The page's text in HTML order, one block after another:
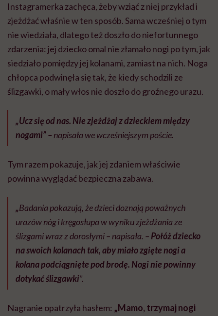
Instagramerka zachęca, żeby wziąć z niej przykład i
zjeżdżać właśnie w ten sposób. Sama wcześniej o tym
nie wiedziała, dlatego też doszło do niefortunnego
zdarzenia: jej dziecko omal nie złamało nogi po tym, jak
siedziało pomiędzy jej kolanami, zamiast na nich. Noga
chłopca podwinęła się tak, że kiedy schodzili ze
ślizgawki, o mały włos nie doszło do groźnego urazu.
„Ucz się od nas. Nie zjeżdżaj z dzieckiem między
nogami” – napisała we wcześniejszym poście.
Tym razem pokazuje, jak jej zdaniem właściwie
powinna wyglądać bezpieczna zabawa.
„Badania pokazują, że dzieci doznają poważnych
urazów nóg i kręgosłupa w wyniku zjeżdżania ze
ślizgami wraz z dorosłymi – napisała. – Połóż dziecko
na swoich kolanach tak, aby miało zgięte nogi a
kolana podciągnięte pod brodę. Nogi nie powinny
dotykać ślizgawki”.
Nagranie opatrzyła hasłem: „Mamo, trzymaj nogi